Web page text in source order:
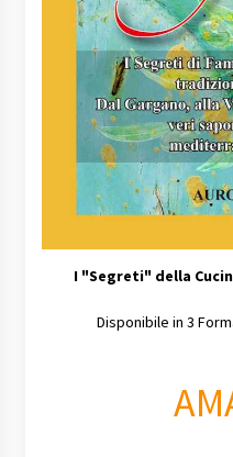
I "Segreti" della
Disponibile in 3